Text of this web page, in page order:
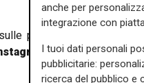
sulle principali notizie sulla
,su Youtubee su
anche per
integrazione con
I tuoi dati personali
pubblicitarie:
ricerca del pubblico e